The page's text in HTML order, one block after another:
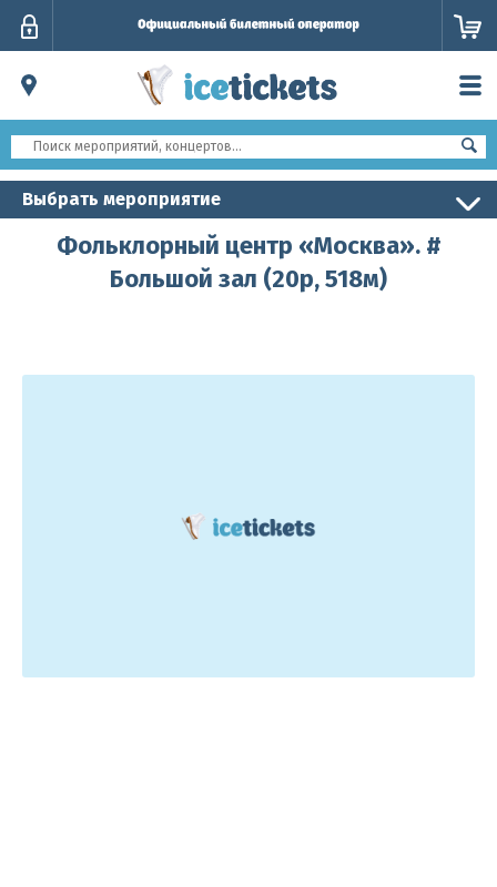
Выбрать мероприятие
Фольклорный центр «Москва». #
Большой зал (20р, 518м)